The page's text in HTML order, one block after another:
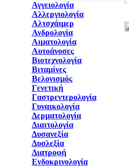
Αγγειολογία
Αλλεργιολογία
Αλτσχάιμερ
Ανδρολογία
Αιματολογία
Αυτοάνοσες
Βιοτεχνολογία
Βιταμίνες
Βελονισμός
Γενετική
Γαστρεντερολογία
Γυναικολογία
Δερματολογία
Διαιτολογία
Δυσανεξία
Δυσλεξία
Διατροφή
Ενδοκρινολογία